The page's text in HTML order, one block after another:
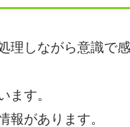
プライバシー
理しながら意識で感
ます。
があります。